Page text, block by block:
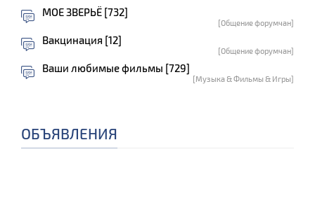
МОЕ ЗВЕРЬЁ [732]
[Общение форумчан]
Вакцинация [12]
[Общение форумчан]
Ваши любимые фильмы [729]
[Музыка & Фильмы & Игры]
ОБЪЯВЛЕНИЯ